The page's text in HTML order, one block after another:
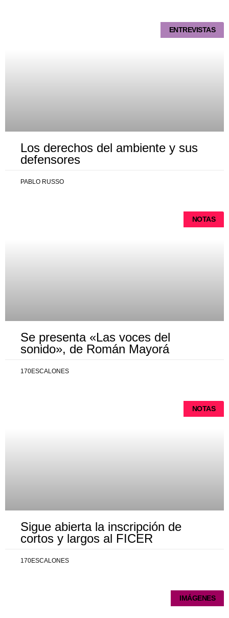
ENTREVISTAS
Los derechos del ambiente y sus
defensores
PABLO RUSSO
NOTAS
Se presenta «Las voces del
sonido», de Román Mayorá
170ESCALONES
NOTAS
Sigue abierta la inscripción de
cortos y largos al FICER
170ESCALONES
IMÁGENES